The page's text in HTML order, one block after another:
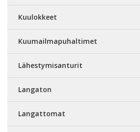
Kuulokkeet
Kuumailmapuhaltimet
Lähestymisanturit
Langaton
Langattomat